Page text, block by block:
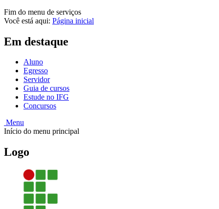
Fim do menu de serviços
Você está aqui: Página inicial
Em destaque
Aluno
Egresso
Servidor
Guia de cursos
Estude no IFG
Concursos
Menu
Início do menu principal
Logo